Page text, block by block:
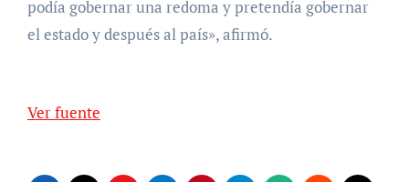
podía gobernar una redoma y pretendía gobernar
el estado y después al país», afirmó.
Ver fuente